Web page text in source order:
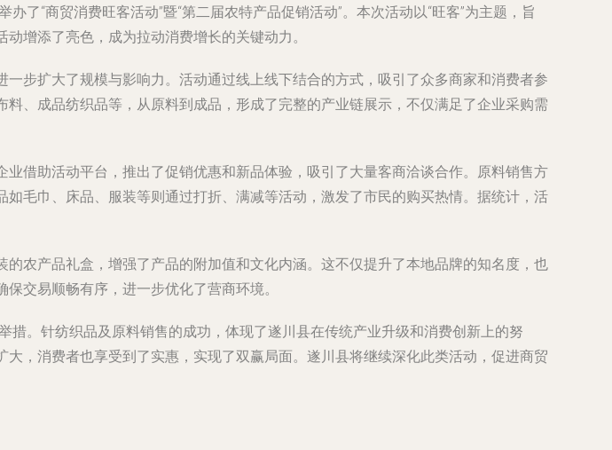
“商贸消费旺客活动”暨“第二届农特产品促销活动”。本次活动以“旺客”为主题，旨
增添了亮色，成为拉动消费增长的关键动力。
步扩大了规模与影响力。活动通过线上线下结合的方式，吸引了众多商家和消费者参
、成品纺织品等，从原料到成品，形成了完整的产业链展示，不仅满足了企业采购需
借助活动平台，推出了促销优惠和新品体验，吸引了大量客商洽谈合作。原料销售方
毛巾、床品、服装等则通过打折、满减等活动，激发了市民的购买热情。据统计，活
农产品礼盒，增强了产品的附加值和文化内涵。这不仅提升了本地品牌的知名度，也
交易顺畅有序，进一步优化了营商环境。
。针纺织品及原料销售的成功，体现了遂川县在传统产业升级和消费创新上的努
，消费者也享受到了实惠，实现了双赢局面。遂川县将继续深化此类活动，促进商贸